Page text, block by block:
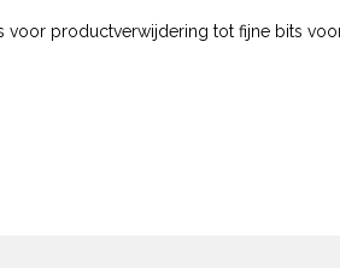
voor productverwijdering tot fijne bits